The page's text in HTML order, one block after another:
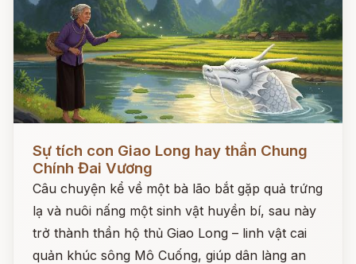
Sự tích con Giao Long hay thần Chung
Chính Đai Vương
Câu chuyện kể về một bà lão bắt gặp quả trứng
lạ và nuôi nấng một sinh vật huyền bí, sau này
trở thành thần hộ thủ Giao Long – linh vật cai
quản khúc sông Mô Cuống, giúp dân làng an